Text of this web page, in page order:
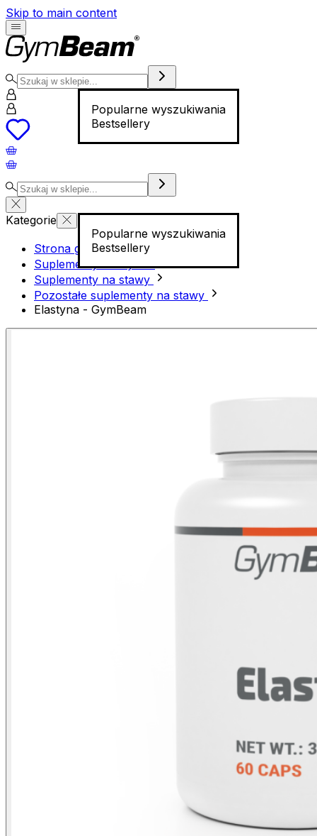
Skip to main content
Popularne wyszukiwania
Bestsellery
Popularne wyszukiwania
Bestsellery
Kategorie
Strona główna
Suplementy i odżywki
Suplementy na stawy
Pozostałe suplementy na stawy
Elastyna - GymBeam